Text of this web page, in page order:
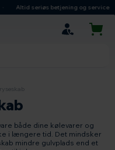
Altid seriøs betjening og service
både dine kølevarer og
i længere tid. Det mindsker
mindre gulvplads end et